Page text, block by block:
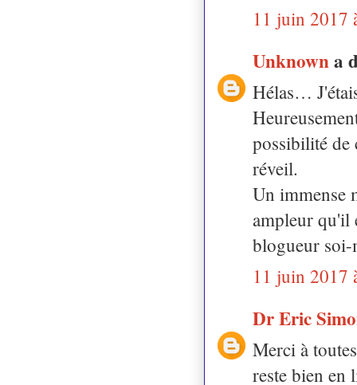
11 juin 2017
Unknowna
Hélas…
possibilité de
réveil.
Un immense
ampleur qu'il
blogueur
11 juin 2017
Dr Eric
Merci à
reste bien en